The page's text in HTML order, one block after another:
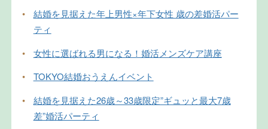
•
結婚を見据えた年上男性×年下女性 歳の差婚活パー
ティ
•
女性に選ばれる男になる！婚活メンズケア講座
•
TOKYO結婚おうえんイベント
•
結婚を見据えた26歳～33歳限定”ギュッと最大7歳
差”婚活パーティ